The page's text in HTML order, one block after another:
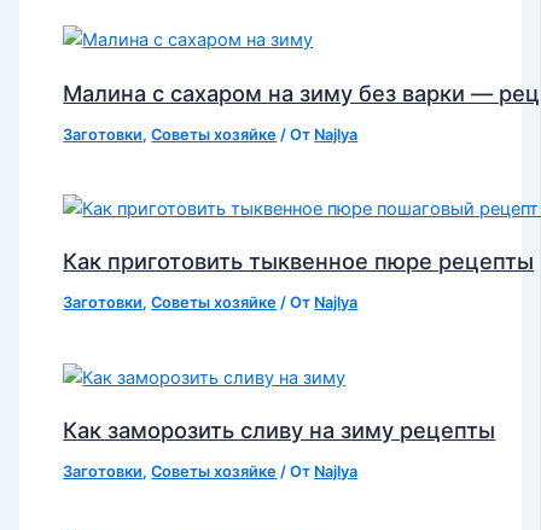
Малина с сахаром на зиму без варки —
Заготовки,Советы хозяйке / От Najlya
Как приготовить тыквенное пюре рецепты
Заготовки,Советы хозяйке / От Najlya
Как заморозить сливу на зиму рецепты
Заготовки,Советы хозяйке / От Najlya